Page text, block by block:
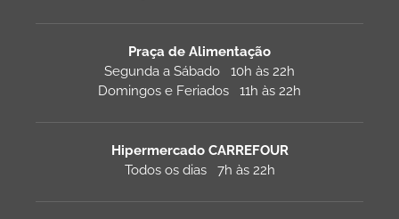
Praça de Alimentação
Segunda a Sábado 10h às 22h
Domingos e Feriados 11h às 22h
Hipermercado CARREFOUR
Todos os dias 7h às 22h